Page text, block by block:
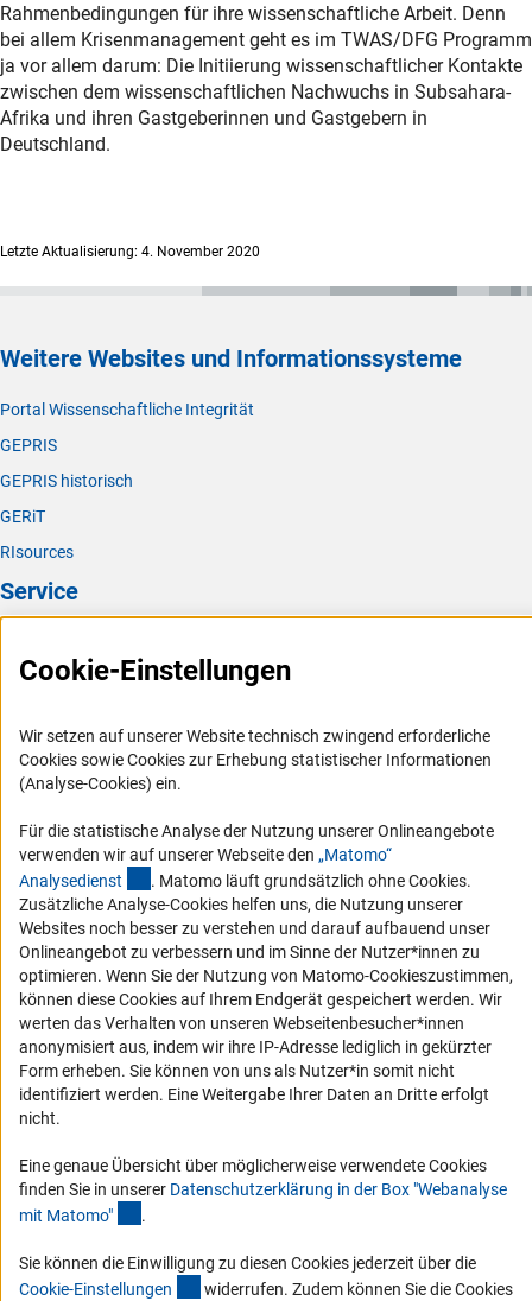
Rahmenbedingungen für ihre wissenschaftliche Arbeit. Denn
bei allem Krisenmanagement geht es im TWAS/DFG Programm
ja vor allem darum: Die Initiierung wissenschaftlicher Kontakte
zwischen dem wissenschaftlichen Nachwuchs in Subsahara-
Afrika und ihren Gastgeberinnen und Gastgebern in
Deutschland.
Letzte Aktualisierung: 4. November 2020
Weitere Websites und Informationssysteme
Portal Wissenschaftliche Integrität
GEPRIS
GEPRIS historisch
GERiT
RIsources
Service
FAQ
Logo und Corporate Design
RSS-Feeds
Compliance
Vergabeverfahren
Barrierefreiheit
Service und Informationen für Menschen mit Behinderungen
Erklärung zur Barrierefreiheit
Barriere melden
DFG-aktuell
Erhalten Sie Neuigkeiten aus der DFG direkt in Ihr Mailpostfach oder
Zum Newsletter
Cookie-Einstellungen
Wir setzen auf unserer Website technisch zwingend erforderliche
Cookies sowie Cookies zur Erhebung statistischer Informationen
(Analyse-Cookies) ein.
Für die statistische Analyse der Nutzung unserer Onlineangebote
verwenden wir auf unserer Webseite den „Matomo“
Analysedienst (externer Link)
. Matomo läuft grundsätzlich ohne Cookies.
Zusätzliche Analyse-Cookies helfen uns, die Nutzung unserer
Websites noch besser zu verstehen und darauf aufbauend unser
Onlineangebot zu verbessern und im Sinne der Nutzer*innen zu
optimieren. Wenn Sie der Nutzung von Matomo-Cookieszustimmen,
können diese Cookies auf Ihrem Endgerät gespeichert werden. Wir
werten das Verhalten von unseren Webseitenbesucher*innen
anonymisiert aus, indem wir ihre IP-Adresse lediglich in gekürzter
Form erheben. Sie können von uns als Nutzer*in somit nicht
identifiziert werden. Eine Weitergabe Ihrer Daten an Dritte erfolgt
nicht.
Eine genaue Übersicht über möglicherweise verwendete Cookies
finden Sie in unserer Datenschutzerklärung in der Box "Webanalyse
mit Matomo" .
Sie können die Einwilligung zu diesen Cookies jederzeit über die
Cookie-Einstellungen (interner Link)
widerrufen. Zudem können Sie die Cookies